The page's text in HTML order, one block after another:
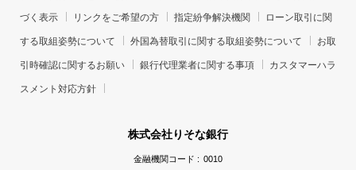
づく表示 リンクをご希望の方 指定紛争解決機関 ローン取引に関
する取組姿勢について 外国為替取引に関する取組姿勢について お取
引時確認に関するお願い 銀行代理業者に関する事項 カスタマーハラ
スメント対応方針
株式会社りそな銀行
金融機関コード : 0010